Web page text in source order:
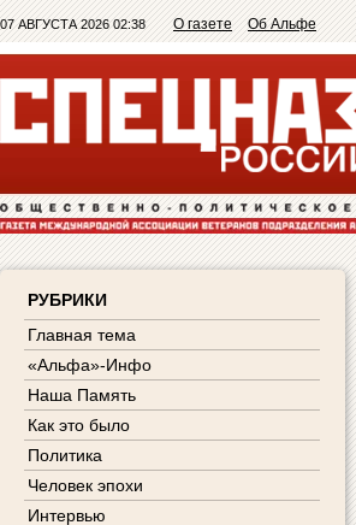
07 АВГУСТА 2026 02:38 О газете Об Альфе
РУБРИКИ
Главная тема
«Альфа»-Инфо
Наша Память
Как это было
Политика
Человек эпохи
Интервью